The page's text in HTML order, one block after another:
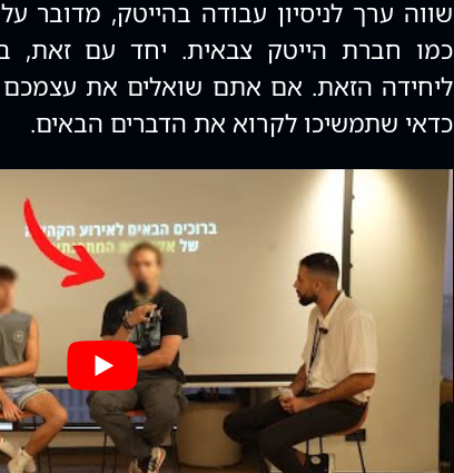
שווה ערך לניסיון עבודה בהייטק,
כמו חברת הייטק צבאית. יחד עם
כדאי שתמשיכו לקרוא את הדברים הבאים.